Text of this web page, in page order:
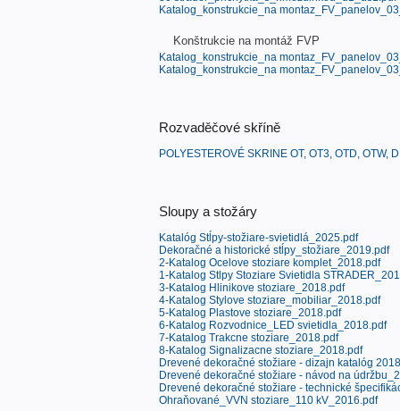
Katalog_konstrukcie_na
Konštrukcie na montáž FVP
Katalog_konstrukcie_na
Katalog_konstrukcie_na
Rozvaděčové skříně
POLYESTEROVÉ SKRINE OT, OT3, OTD, OTW,
Sloupy a stožáry
Katalóg Stĺpy-stožiare-svietidlá_2025.pdf
Dekoračné a historické stĺpy_stožiare_2019.pdf
2-Katalog Ocelove stoziare komplet_2018.pdf
1-Katalog Stlpy Stoziare Svietidla
3-Katalog Hlinikove stoziare_2018.pdf
4-Katalog Stylove stoziare_mobiliar_2018.pdf
5-Katalog Plastove stoziare_2018.pdf
6-Katalog Rozvodnice_LED svietidla_2018.pdf
7-Katalog Trakcne stoziare_2018.pdf
8-Katalog Signalizacne stoziare_2018.pdf
Drevené dekoračné stožiare - dizajn katalóg
Drevené dekoračné stožiare - návod na
Drevené dekoračné stožiare - technické
Ohraňované_VVN stoziare_110 kV_2016.pdf